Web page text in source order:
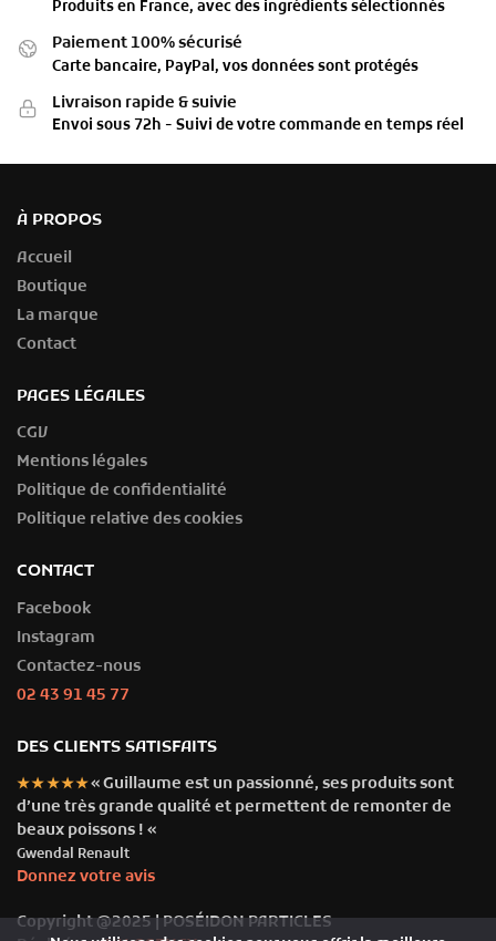
Produits en France, avec des ingrédients sélectionnés
Paiement 100% sécurisé
Carte bancaire, PayPal, vos données sont protégés
Livraison rapide & suivie
Envoi sous 72h - Suivi de votre commande en temps réel
À PROPOS
Accueil
Boutique
La marque
Contact
PAGES LÉGALES
CGV
Mentions légales
Politique de confidentialité
Politique relative des cookies
CONTACT
Facebook
Instagram
Contactez-nous
02 43 91 45 77
DES CLIENTS SATISFAITS
★★★★★« Guillaume est un passionné, ses produits sont
d’une très grande qualité et permettent de remonter de
beaux poissons ! «
Gwendal Renault
Donnez votre avis
Copyright @2025 | POSÉIDON PARTICLES